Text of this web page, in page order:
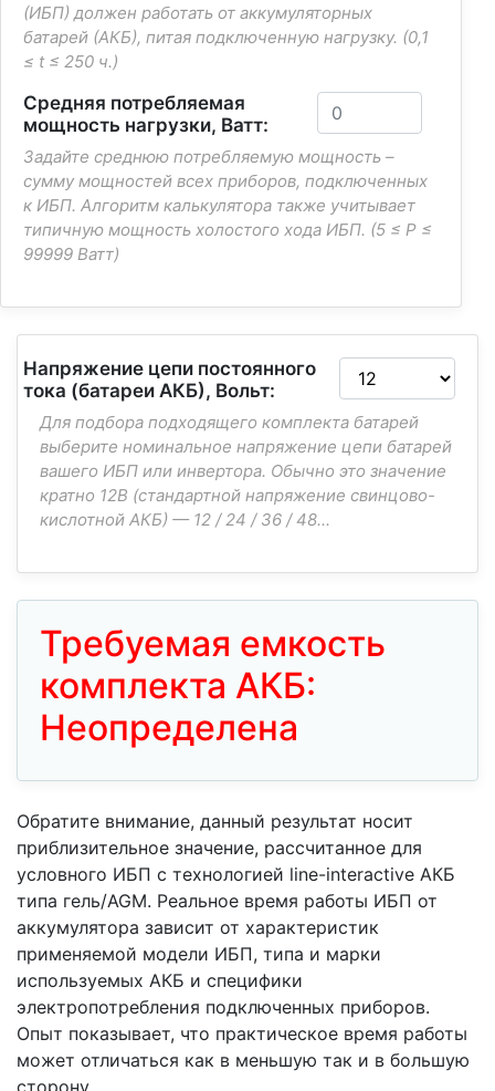
(ИБП) должен работать от аккумуляторных
батарей (АКБ), питая подключенную нагрузку. (0,1
≤ t ≤ 250 ч.)
Средняя потребляемая
мощность нагрузки, Ватт:
Задайте среднюю потребляемую мощность –
сумму мощностей всех приборов, подключенных
к ИБП. Алгоритм калькулятора также учитывает
типичную мощность холостого хода ИБП. (5 ≤ P ≤
99999 Ватт)
Напряжение цепи постоянного
тока (батареи АКБ), Вольт:
Для подбора подходящего комплекта батарей
выберите номинальное напряжение цепи батарей
вашего ИБП или инвертора. Обычно это значение
кратно 12В (стандартной напряжение свинцово-
кислотной АКБ) — 12 / 24 / 36 / 48...
Требуемая емкость
комплекта АКБ:
Неопределена
Обратите внимание, данный результат носит
приблизительное значение, рассчитанное для
условного ИБП с технологией line-interactive АКБ
типа гель/AGM. Реальное время работы ИБП от
аккумулятора зависит от характеристик
применяемой модели ИБП, типа и марки
используемых АКБ и специфики
электропотребления подключенных приборов.
Опыт показывает, что практическое время работы
может отличаться как в меньшую так и в большую
сторону.